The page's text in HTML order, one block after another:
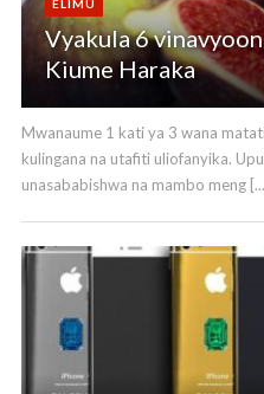
ELIMU
Vyakula 6
Kiume Haraka
Mwanaume 1 kati ya 3 wana
kulingana na utafiti uliofanyika.
unasababishwa na mambo meng